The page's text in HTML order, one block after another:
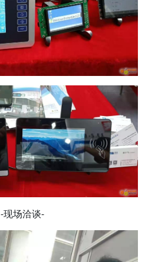
-现场洽谈-